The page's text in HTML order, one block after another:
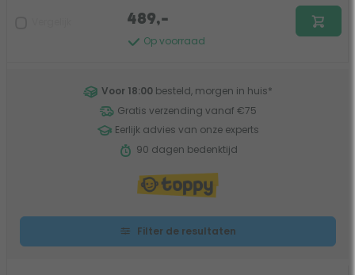
Op voorraad
489,-
Voor 18:00 besteld, morgen in huis*
Gratis verzending vanaf €75
Eerlijk advies van onze experts
90 dagen bedenktijd
Filter de resultaten